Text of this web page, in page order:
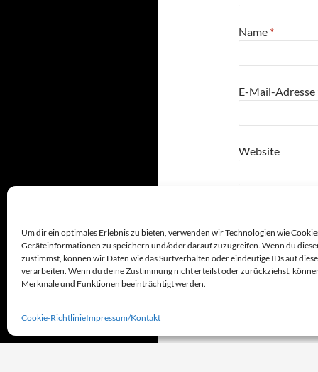
Um dir ein optimales Erlebnis zu bieten, verwenden wir Technologien wie
Geräteinformationen zu speichern und/oder darauf zuzugreifen. Wenn du
zustimmst, können wir Daten wie das Surfverhalten oder eindeutige IDs auf
verarbeiten. Wenn du deine Zustimmung nicht erteilst oder zurückziehst,
Merkmale und Funktionen beeinträchtigt werden.
Cookie-RichtlinieImpressum/Kontakt
Name *
E-Mail-Adresse
Website